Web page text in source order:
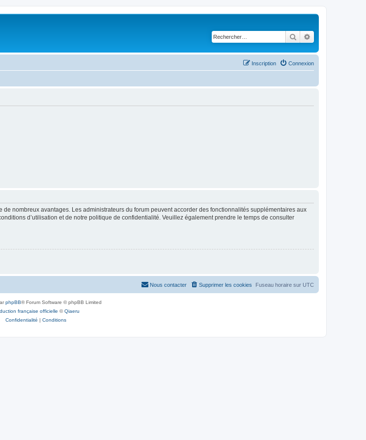
Rechercher
Connexion
Inscription
nombreux avantages. Les administrateurs du forum peuvent accorder des fonctionnalités supplémentaires aux
d’utilisation et de notre politique de confidentialité. Veuillez également prendre le temps de consulter
Fuseau horaire sur UTC
Supprimer les cookies
Nous contacter
phpBB® Forum Software © phpBB Limited
française officielle ©Qiaeru
Confidentialité | Conditions